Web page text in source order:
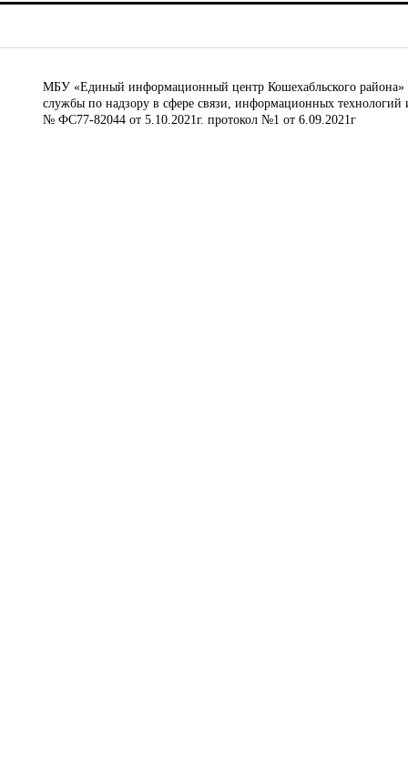
МБУ «Единый информационный центр Кошехабльского района»
службы по надзору в сфере связи, информационных
№ ФС77-82044 от 5.10.2021г. протокол №1 от 6.09.2021г